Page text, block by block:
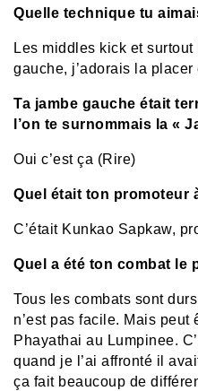
Quelle technique tu
Les middles kick et
gauche, j’adorais la placer
Ta jambe gauche était
l’on te surnommais la «
Oui c’est ça (Rire)
Quel était ton promoteur
C’était Kunkao Sapkaw,
Quel a été ton combat le
Tous les combats sont
n’est pas facile. Mais peut
Phayathai au Lumpinee.
quand je l’ai affronté il
ça fait beaucoup de